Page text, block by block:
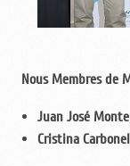
Nous Membres de
Juan José
Cristina